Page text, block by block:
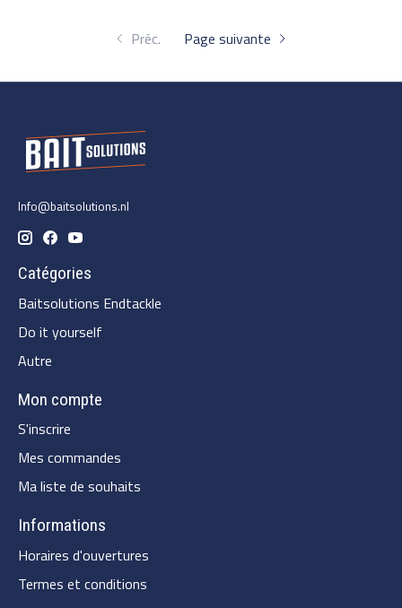
Préc. Page suivante
Info@baitsolutions.nl
Catégories
Baitsolutions Endtackle
Do it yourself
Autre
Mon compte
S'inscrire
Mes commandes
Ma liste de souhaits
Informations
Horaires d'ouvertures
Termes et conditions